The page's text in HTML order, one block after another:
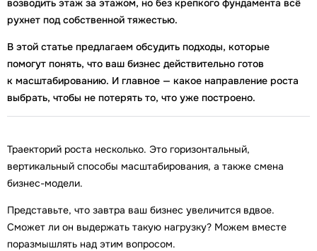
возводить этаж за этажом, но без крепкого фундамента всё
рухнет под собственной тяжестью.
В этой статье предлагаем обсудить подходы, которые
помогут понять, что ваш бизнес действительно готов
к масштабированию. И главное — какое направление роста
выбрать, чтобы не потерять то, что уже построено.
Траекторий роста несколько. Это горизонтальный,
вертикальный способы масштабирования, а также смена
бизнес-модели.
Представьте, что завтра ваш бизнес увеличится вдвое.
Сможет ли он выдержать такую нагрузку? Можем вместе
поразмышлять над этим вопросом.